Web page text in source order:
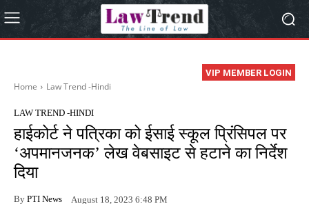
VIP MEMBER LOGIN
Home Law Trend -Hindi
LAW TREND -HINDI
हाईकोर्ट ने पत्रिका को ईसाई स्कूल प्रिंसिपल पर
‘अपमानजनक’ लेख वेबसाइट से हटाने का निर्देश
दिया
By PTI News August 18, 2023 6:48 PM